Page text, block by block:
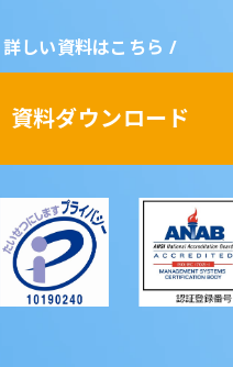
しい資料はこちら /
資料ダウンロード